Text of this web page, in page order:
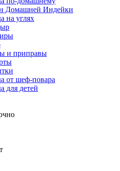
Домашней Индейки
на углях
и приправы
от шеф-повара
для детей